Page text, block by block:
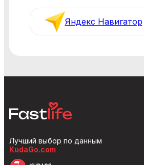
Яндекс Навигатор
Лучший выбор по данным
KudaGo.com